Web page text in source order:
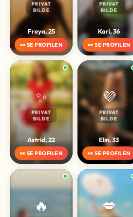
PRIVAT
BILDE
Freya, 25
👀 SE PROFILEN
PRIVAT
BILDE
Kari, 36
👀 SE PROFILEN
✨
PRIVAT
BILDE
Astrid, 22
👀 SE PROFILEN
💜
PRIVAT
BILDE
Elin, 33
👀 SE PROFILEN
🔥 💋